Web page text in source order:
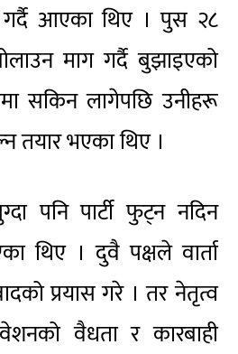
गर्दै आएका थिए । पुस २८
माग गर्दै बुझाइएको
सकिन लागेपछि उनीहरू
तयार भएका थिए ।
पनि पार्टी फुट्न नदिन
थिए । दुवै पक्षले वार्ता
प्रयास गरे । तर नेतृत्व
वैधता र कारबाही